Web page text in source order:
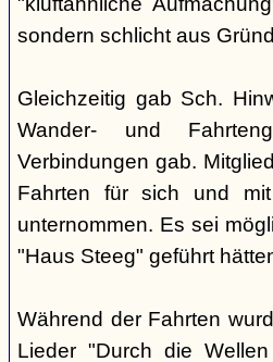
sondern schlicht aus
Gleichzeitig gab Sch.
Wander- und
Verbindungen gab.
Fahrten für sich und
unternommen. Es sei
"Haus Steeg" geführt
Während der Fahrten
Lieder "Durch die